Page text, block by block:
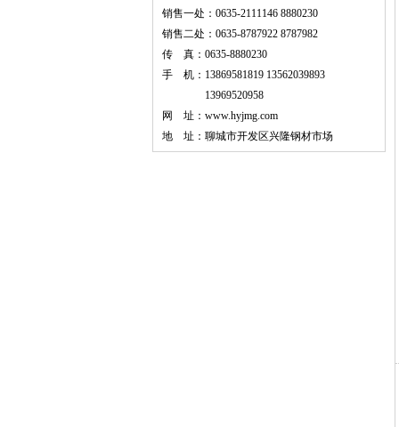
销售一处：0635-2111146 8880230
销售二处：0635-8787922 8787982
传 真：0635-8880230
手 机：13869581819 13562039893
13969520958
网 址： www.hyjmg.com
地 址：聊城市开发区兴隆钢材市场